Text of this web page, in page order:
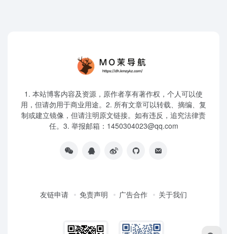
1. 本站博客内容及资源，原作者享有著作权，个人可以使
用，但请勿用于商业用途。2. 所有文章可以转载、摘编、复
制或建立镜像，但请注明原文链接。如有违反，追究法律责
任。3. 举报邮箱：1450304023@qq.com
友链申请 免责声明 广告合作 关于我们